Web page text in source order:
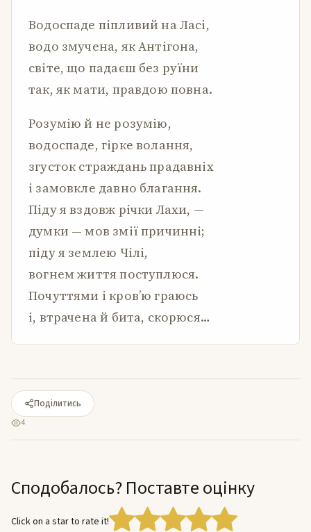
Водоспаде піпливий на Ласі,
водо змучена, як Антігона,
світе, що падаєш без руїни
так, як мати, правдою повна.
Розумію й не розумію,
водоспаде, гірке волання,
згусток страждань прадавніх
і замовкле давно благання.
Піду я вздовж річки Лахи, —
думки — мов змії причинні;
піду я землею Чілі,
вогнем життя поступлюся.
Почуттями і кров’ю граюсь
і, втрачена й бита, скорюся…
Поділитись
4
Сподобалось? Поставте оцінку
Click on a star to rate it!